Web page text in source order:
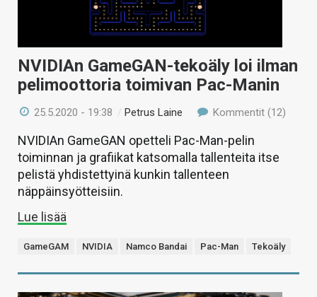
NVIDIAn GameGAN-tekoäly loi ilman
pelimoottoria toimivan Pac-Manin
25.5.2020 - 19:38 /Petrus Laine Kommentit (12)
NVIDIAn GameGAN opetteli Pac-Man-pelin
toiminnan ja grafiikat katsomalla tallenteita itse
pelistä yhdistettyinä kunkin tallenteen
näppäinsyötteisiin.
Lue lisää
GameGAM NVIDIA Namco Bandai Pac-Man Tekoäly